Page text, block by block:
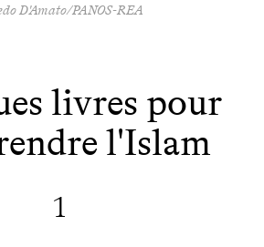
D'Amato/PANOS-REA
livres pour
l'Islam
1